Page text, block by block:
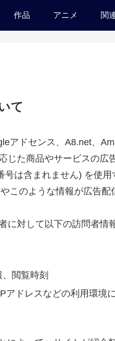
作品 アニメ 関
て
アドセンス、A8.net、
じた商品やサービスの
は含まれません) を使用
このような情報が広告
対して以下の訪問者情
閲覧時刻
アドレスなどの利用環境